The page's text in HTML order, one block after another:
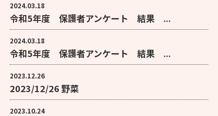
2024.03.18
令和5年度 保護者アンケート 結果 ...
2024.03.18
令和5年度 保護者アンケート 結果 ...
2023.12.26
2023/12/26 野菜
2023.10.24